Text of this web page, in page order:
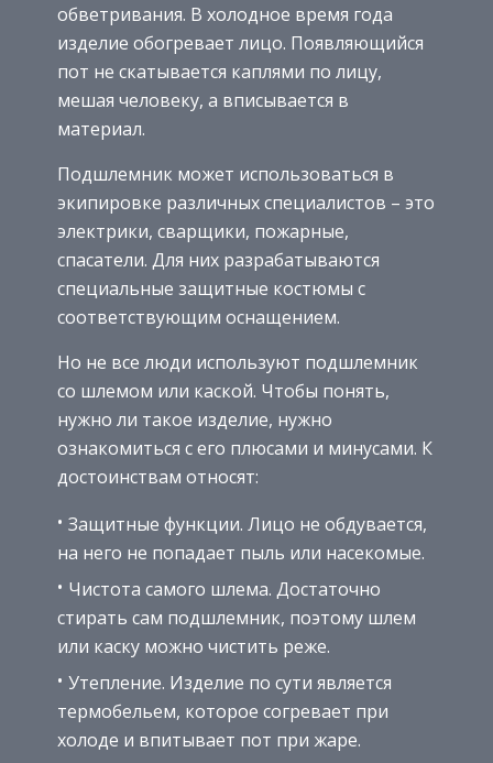
обветривания. В холодное время года
изделие обогревает лицо. Появляющийся
пот не скатывается каплями по лицу,
мешая человеку, а вписывается в
материал.
Подшлемник может использоваться в
экипировке различных специалистов – это
электрики, сварщики, пожарные,
спасатели. Для них разрабатываются
специальные защитные костюмы с
соответствующим оснащением.
Но не все люди используют подшлемник
со шлемом или каской. Чтобы понять,
нужно ли такое изделие, нужно
ознакомиться с его плюсами и минусами. К
достоинствам относят:
Защитные функции. Лицо не обдувается,
на него не попадает пыль или насекомые.
Чистота самого шлема. Достаточно
стирать сам подшлемник, поэтому шлем
или каску можно чистить реже.
Утепление. Изделие по сути является
термобельем, которое согревает при
холоде и впитывает пот при жаре.